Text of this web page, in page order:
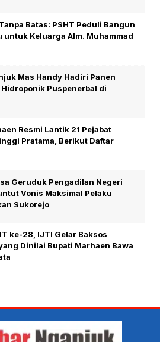
Batas: PSHT Peduli Bangun
untuk Keluarga Alm. Muhammad
Mas Handy Hadiri Panen
Hidroponik Puspenerbal di
Resmi Lantik 21 Pejabat
Pratama, Berikut Daftar
Geruduk Pengadilan Negeri
Vonis Maksimal Pelaku
Sukorejo
ke-28, IJTI Gelar Baksos
Dinilai Bupati Marhaen Bawa